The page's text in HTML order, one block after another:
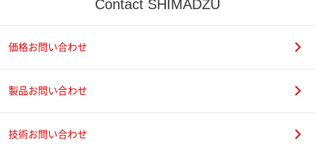
Contact SHIMADZU
価格お問い合わせ
製品お問い合わせ
技術お問い合わせ